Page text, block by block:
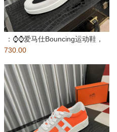
：⌚️⌚️爱马仕Bouncing运动鞋，
男士休闲运动鞋，鞋面
730.00